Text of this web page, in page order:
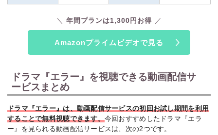
と、1年間で約1,300円の節約になります。2025年4月からは
動画中に広告が表示されるようになります
が、
込）の広告フリーオプションを利用すれば、広告なしで視聴可
中です！まずはお試しで利用してみてください。
年間プランは1,300円お得
Amazonプライムビデオで見る
ドラマ『エラー』を視聴できる動画配信サ
ービスまとめ
ドラマ『エラー』は、動画配信サービスの初回お試し期間を利用
することで無料視聴できます。今回おすすめしたドラマ『エラ
ー』を見られる動画配信サービスは、次の2つです。